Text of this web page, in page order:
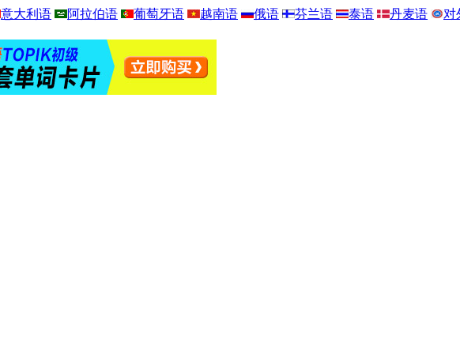
意大利语 阿拉伯语 葡萄牙语 越南语 俄语 芬兰语 泰语 丹麦语 对